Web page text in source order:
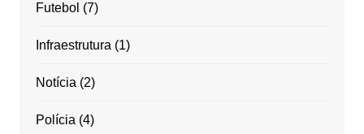
Futebol (7)
Infraestrutura (1)
Notícia (2)
Polícia (4)